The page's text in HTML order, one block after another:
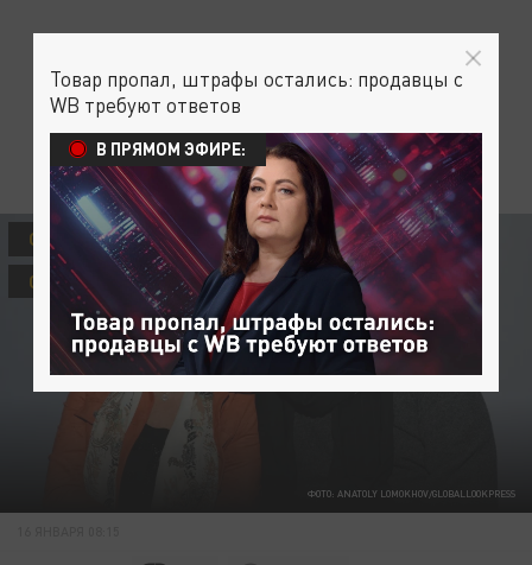
ФОТО: ANATOLY LOMOKHOV/GLOBALLOOKPRESS
ОБЩЕСТВО
ШОУ-БИЗНЕС
СЕКРЕТЫ СЕМЕЙНОГО СЧАСТЬЯ
Товар пропал, штрафы остались: продавцы с
WB требуют ответов
В ПРЯМОМ ЭФИРЕ: